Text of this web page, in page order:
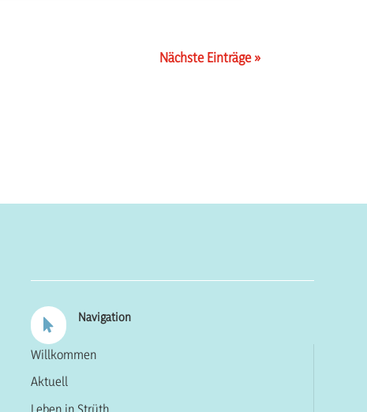
Nächste Einträge »
 Navigation
Willkommen
Aktuell
Leben in Strüth